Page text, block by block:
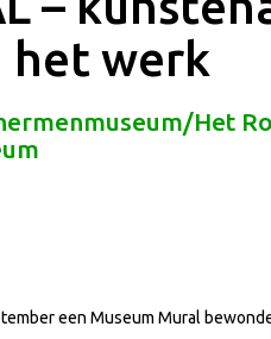
het werk
Het
een Museum Mural